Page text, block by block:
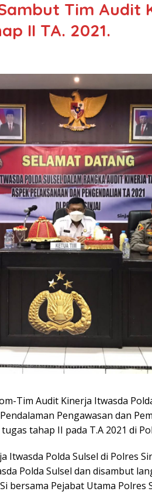
Tim Audit
II TA. 2021.
Tim Audit Kinerja Itwasda
Pengawasan dan
tahap II pada T.A 2021 di
Itwasda Polda Sulsel di Polres
Polda Sulsel dan disambut
bersama Pejabat Utama Polres